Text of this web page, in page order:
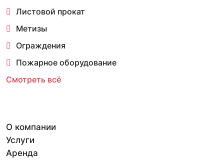
Листовой прокат
Метизы
Ограждения
Пожарное оборудование
Смотреть всё
О компании
Услуги
Аренда